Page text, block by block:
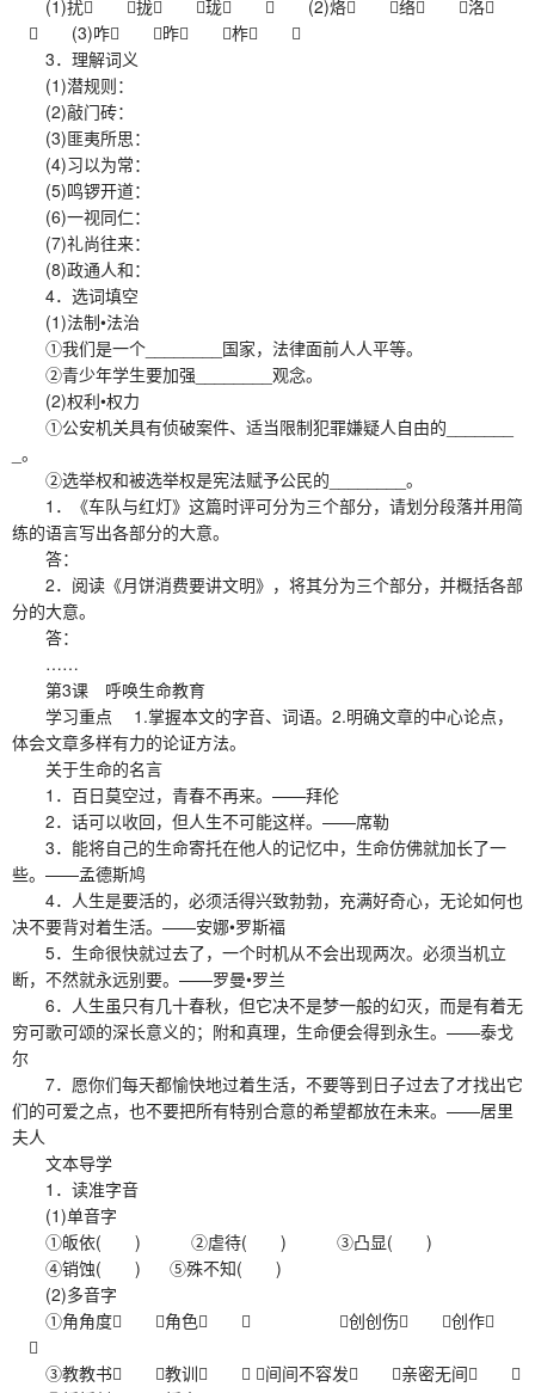
(1)扰 拢 珑  (2)烙 络 洛
 (3)咋 昨 柞 
3．理解词义
(1)潜规则：
(2)敲门砖：
(3)匪夷所思：
(4)习以为常：
(5)鸣锣开道：
(6)一视同仁：
(7)礼尚往来：
(8)政通人和：
4．选词填空
(1)法制•法治
①我们是一个________国家，法律面前人人平等。
②青少年学生要加强________观念。
(2)权利•权力
①公安机关具有侦破案件、适当限制犯罪嫌疑人自由的_______
_。
②选举权和被选举权是宪法赋予公民的________。
1．《车队与红灯》这篇时评可分为三个部分，请划分段落并用简
练的语言写出各部分的大意。
答：
2．阅读《月饼消费要讲文明》，将其分为三个部分，并概括各部
分的大意。
答：
……
第3课 呼唤生命教育
学习重点 1.掌握本文的字音、词语。2.明确文章的中心论点，
体会文章多样有力的论证方法。
关于生命的名言
1．百日莫空过，青春不再来。——拜伦
2．话可以收回，但人生不可能这样。——席勒
3．能将自己的生命寄托在他人的记忆中，生命仿佛就加长了一
些。——孟德斯鸠
4．人生是要活的，必须活得兴致勃勃，充满好奇心，无论如何也
决不要背对着生活。——安娜•罗斯福
5．生命很快就过去了，一个时机从不会出现两次。必须当机立
断，不然就永远别要。——罗曼•罗兰
6．人生虽只有几十春秋，但它决不是梦一般的幻灭，而是有着无
穷可歌可颂的深长意义的；附和真理，生命便会得到永生。——泰戈
尔
7．愿你们每天都愉快地过着生活，不要等到日子过去了才找出它
们的可爱之点，也不要把所有特别合意的希望都放在未来。——居里
夫人
文本导学
1．读准字音
(1)单音字
①皈依( ) ②虐待( ) ③凸显( )
④销蚀( ) ⑤殊不知( )
(2)多音字
①角角度 角色  ②创创伤 创作

③教教书 教训  ④间间不容发 亲密无间 